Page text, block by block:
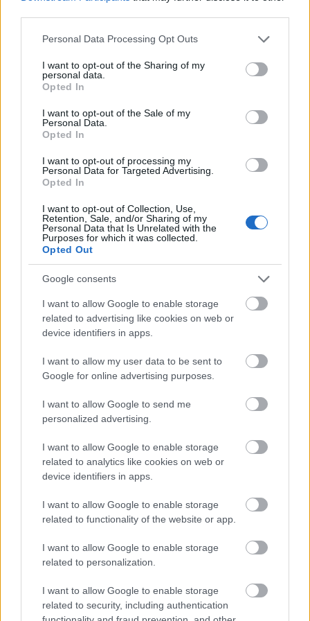
Please note that this website/app uses one or more Google
not limited to your visit or usage behaviour. You may click to
grant or deny consent to Google and its third-party tags to
use your data for below specified purposes in below Google
consent section.
Personal Data Processing Opt Outs
I want to opt-out of the Sharing of my
personal data.
Opted In
I want to opt-out of the Sale of my
Personal Data.
Opted In
I want to opt-out of processing my
Personal Data for Targeted Advertising.
Opted In
I want to opt-out of Collection, Use,
Retention, Sale, and/or Sharing of my
Personal Data that Is Unrelated with the
Purposes for which it was collected.
Opted Out
Google consents
I want to allow Google to enable storage
related to advertising like cookies on web or
device identifiers in apps.
I want to allow my user data to be sent to
Google for online advertising purposes.
I want to allow Google to send me
personalized advertising.
I want to allow Google to enable storage
related to analytics like cookies on web or
device identifiers in apps.
I want to allow Google to enable storage
related to functionality of the website or app.
I want to allow Google to enable storage
related to personalization.
I want to allow Google to enable storage
related to security, including authentication
Hátra nézz, hogy előre láss!
Az alábbi szöveg A magyar nyelvtörténet kézikönyve
bemutatóján hangzott el 2018. június 8-án az ELTE
BTK tanácstermében, az Anyanyelvünk Évszázadai 5.
konferencián. Tisztelt Hölgyeim és Uraim! Madách
egyik nevezetes szín a prágai. No nem csak azért…
Rottweiler, bernáthegyi és társaik
TINTA Könyvkiadó •2018. május 15.